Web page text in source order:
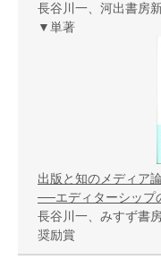
長谷川一、河出書房
▼単著
出版と知のメディア
──エディターシップ
長谷川一、みすず書
奨励賞